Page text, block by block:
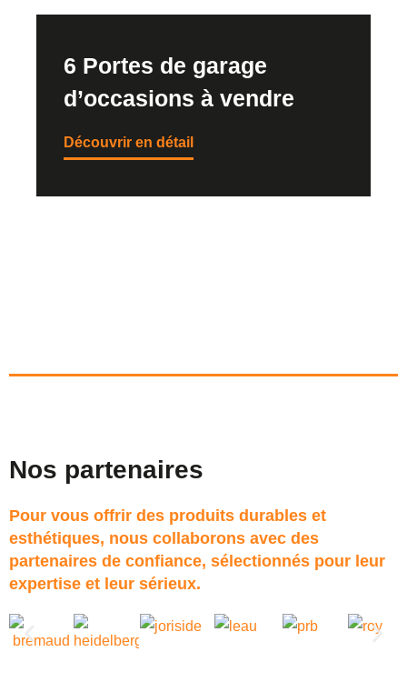
6 Portes de garage
d’occasions à vendre
Découvrir en détail
Nos partenaires
Pour vous offrir des produits durables et
esthétiques, nous collaborons avec des
partenaires de confiance, sélectionnés pour leur
expertise et leur sérieux.